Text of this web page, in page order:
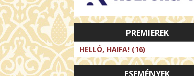
PREMIEREK
HELLÓ, HAIFA! (16)